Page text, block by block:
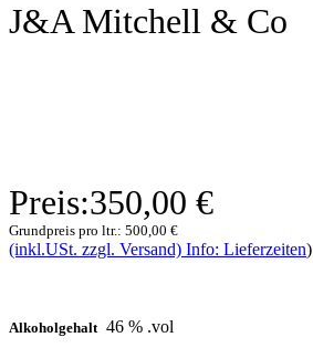
J&A Mitchell & Co
Preis:350,00 €
Grundpreis pro ltr.: 500,00 €
(inkl.USt. zzgl. Versand) Info: Lieferzeiten)
Alkoholgehalt 46 % .vol